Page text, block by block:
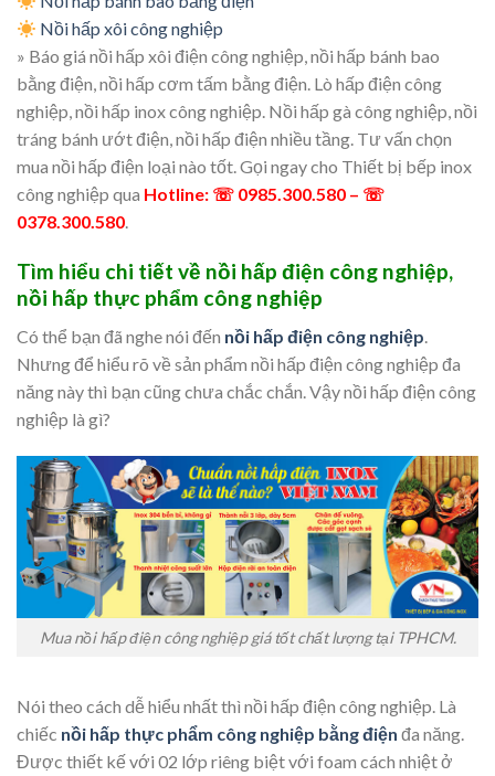
Nồi hấp xôi công nghiệp
» Báo giá nồi hấp xôi điện công nghiệp, nồi hấp bánh bao
bằng điện, nồi hấp cơm tấm bằng điện. Lò hấp điện công
nghiệp, nồi hấp inox công nghiệp. Nồi hấp gà công nghiệp, nồi
tráng bánh ướt điện, nồi hấp điện nhiều tầng. Tư vấn chọn
mua nồi hấp điện loại nào tốt. Gọi ngay cho Thiết bị bếp inox
công nghiệp qua Hotline: ☏ 0985.300.580 – ☏
0378.300.580.
Tìm hiểu chi tiết về nồi hấp điện công nghiệp,
nồi hấp thực phẩm công nghiệp
Có thể bạn đã nghe nói đến nồi hấp điện công nghiệp
Nhưng để hiểu rõ về sản phẩm nồi hấp điện công nghiệp đa
năng này thì bạn cũng chưa chắc chắn. Vậy nồi hấp điện công
nghiệp là gì?
Mua nồi hấp điện công nghiệp giá tốt chất lượng tại TPHCM.
Nói theo cách dễ hiểu nhất thì nồi hấp điện công nghiệp. Là
chiếc nồi hấp thực phẩm công nghiệp bằng điện đa năng.
Được thiết kế với 02 lớp riêng biệt với foam cách nhiệt ở